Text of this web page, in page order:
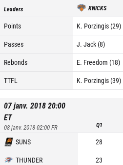
Leaders KNICKS
Points K. Porzingis (29)
Passes
J. Jack (8)
Rebonds
E. Freedom (18)
TTFL
K. Porzingis (39)
07 janv. 2018 20:00
ET
08 janv. 2018 02:00FR Q1
SUNS 28
THUNDER
23